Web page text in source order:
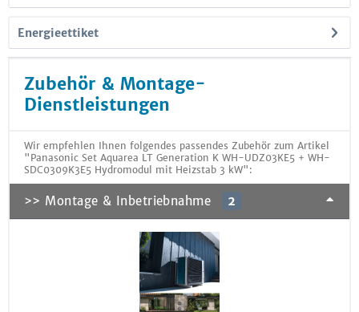
Energieettiket
Zubehör & Montage-
Dienstleistungen
Wir empfehlen Ihnen folgendes passendes Zubehör zum Artikel
"Panasonic Set Aquarea LT Generation K WH-UDZ03KE5 + WH-
SDC0309K3E5 Hydromodul mit Heizstab 3 kW":
>> Montage & Inbetriebnahme 2